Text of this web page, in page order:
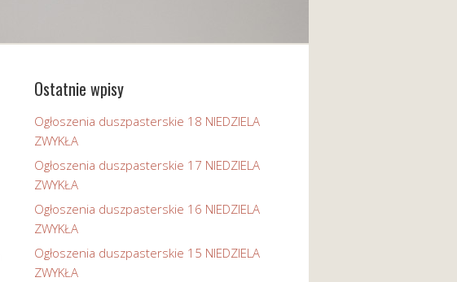
Ostatnie wpisy
Ogłoszenia duszpasterskie 18 NIEDZIELA
ZWYKŁA
Ogłoszenia duszpasterskie 17 NIEDZIELA
ZWYKŁA
Ogłoszenia duszpasterskie 16 NIEDZIELA
ZWYKŁA
Ogłoszenia duszpasterskie 15 NIEDZIELA
ZWYKŁA